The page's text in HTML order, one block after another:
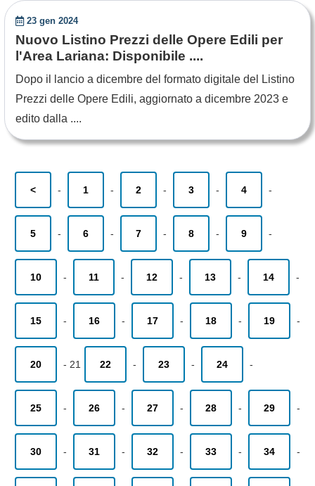
23 gen 2024
Nuovo Listino Prezzi delle Opere Edili per
l'Area Lariana: Disponibile ....
Dopo il lancio a dicembre del formato digitale del Listino
Prezzi delle Opere Edili, aggiornato a dicembre 2023 e
edito dalla ....
< - 1 - 2 - 3 - 4 -
5 - 6 - 7 - 8 - 9 -
10 - 11 - 12 - 13 - 14 -
15 - 16 - 17 - 18 - 19 -
20 - 21 22 - 23 - 24 -
25 - 26 - 27 - 28 - 29 -
30 - 31 - 32 - 33 - 34 -